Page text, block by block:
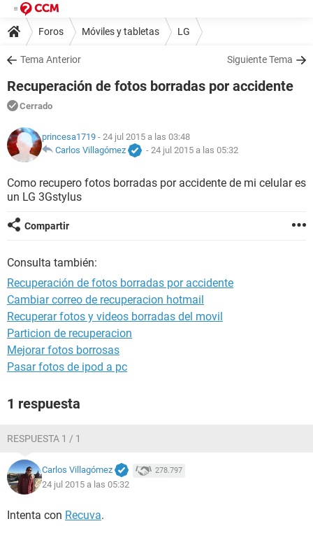
Foros Móviles y tabletas LG
Tema Anterior Siguiente Tema
Recuperación de fotos borradas por accidente
Cerrado
princesa1719 - 24 jul 2015 a las 03:48
Carlos Villagómez
- 24 jul 2015 a las 05:32
Como recupero fotos borradas por accidente de mi celular es
un LG 3Gstylus
Compartir
Consulta también:
Recuperación de fotos borradas por accidente
Cambiar correo de recuperacion hotmail
Recuperar fotos y videos borradas del movil
Particion de recuperacion
Mejorar fotos borrosas
Pasar fotos de ipod a pc
1 respuesta
RESPUESTA 1 / 1
Carlos Villagómez 278.797
24 jul 2015 a las 05:32
Intenta con Recuva.